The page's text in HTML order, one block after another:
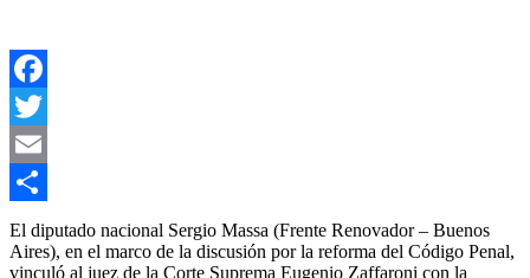
Facebook
Twitter
Email
Compartir
El diputado nacional Sergio Massa (Frente Renovador – Buenos
Aires), en el marco de la discusión por la reforma del Código Penal,
vinculó al juez de la Corte Suprema Eugenio Zaffaroni con la